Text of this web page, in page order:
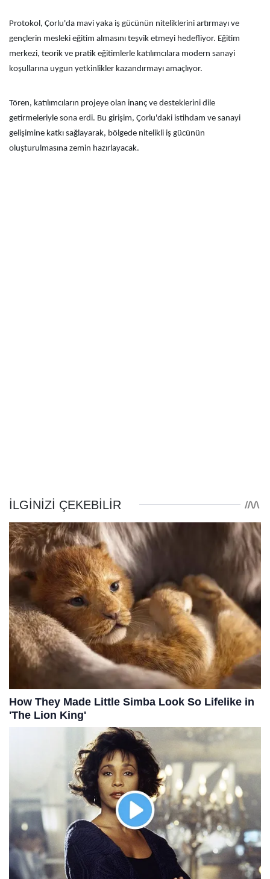
Protokol, Çorlu'da mavi yaka iş gücünün niteliklerini artırmayı ve
gençlerin mesleki eğitim almasını teşvik etmeyi hedefliyor. Eğitim
merkezi, teorik ve pratik eğitimlerle katılımcılara modern sanayi
koşullarına uygun yetkinlikler kazandırmayı amaçlıyor.
Tören, katılımcıların projeye olan inanç ve desteklerini dile
getirmeleriyle sona erdi. Bu girişim, Çorlu'daki istihdam ve sanayi
gelişimine katkı sağlayarak, bölgede nitelikli iş gücünün
oluşturulmasına zemin hazırlayacak.